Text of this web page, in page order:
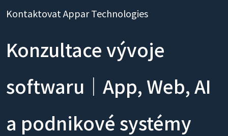
Kontaktovat Appar Technologies
Konzultace vývoje
softwaru｜App, Web, AI
a podnikové systémy